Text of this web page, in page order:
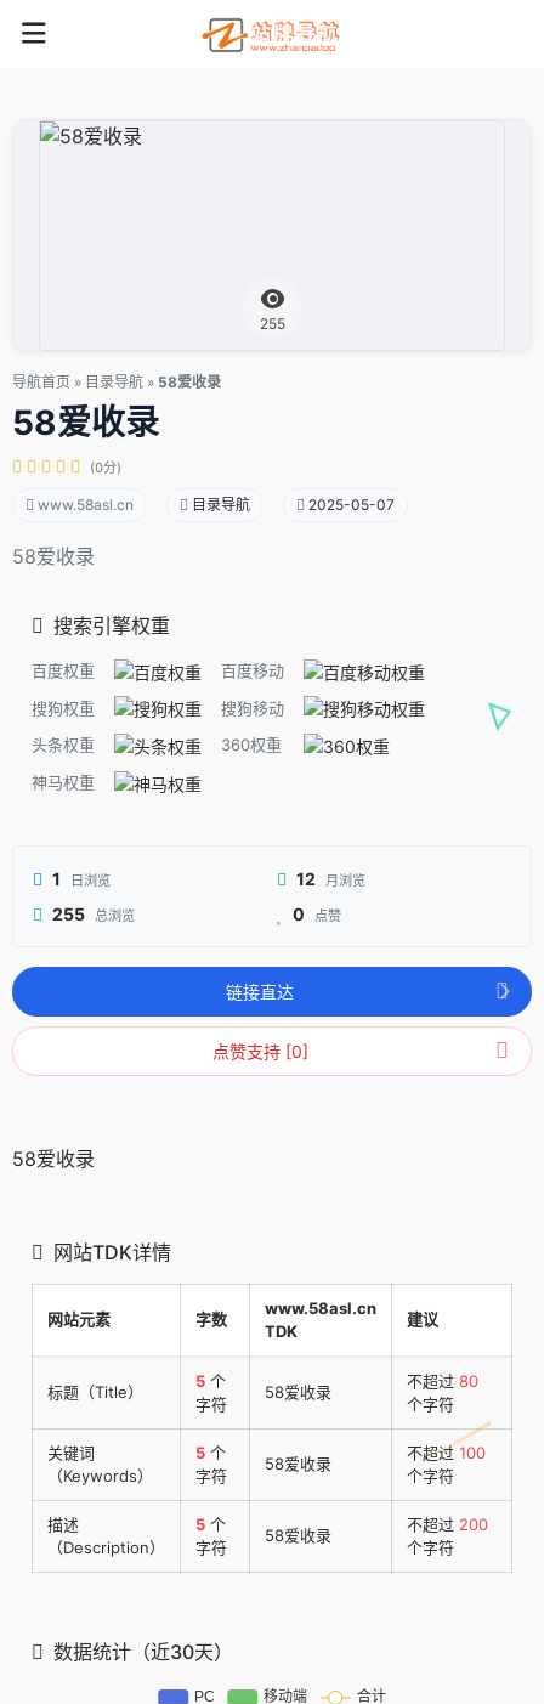
255
导航首页 » 目录导航 » 58爱收录
58爱收录
(0分)
www.58asl.cn 目录导航 2025-05-07
58爱收录
搜索引擎权重
百度权重
百度移动
搜狗权重
搜狗移动
头条权重
360权重
神马权重
1 日浏览 12 月浏览
255 总浏览 0 点赞
链接直达
点赞支持 [0]
58爱收录
网站TDK详情
网站元素 字数
www.58asl.cn
TDK
建议
标题（Title）
5 个
字符
58爱收录
不超过 80
个字符
关键词
（Keywords）
5 个
字符
58爱收录
不超过 100
个字符
描述
（Description）
5 个
字符
58爱收录
不超过 200
个字符
数据统计（近30天）